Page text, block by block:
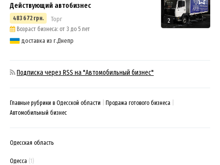
2
Действующий автобизнес
483 672 грн. Торг
Возраст бизнеса: от 3 до 5 лет
доставка из г.Днепр
Подписка через RSS на "Автомобильный бизнес"
Главные рубрики в Одесской области
Продажа готового бизнеса
Автомобильный бизнес
Одесская область
Одесса (1)